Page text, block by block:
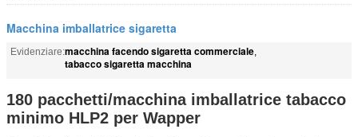
Macchina imballatrice sigaretta
Evidenziare:macchina facendo sigaretta commerciale,
tabacco sigaretta macchina
180 pacchetti/macchina imballatrice tabacco
minimo HLP2 per Wapper